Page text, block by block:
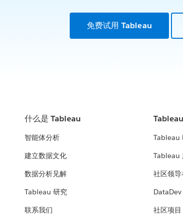
免费试用 Tableau
什么是 Tableau
智能体分析
建立数据文化
数据分析见解
Tableau 研究
联系我们
Tableau
Tableau
社区领导
DataDev
社区项目